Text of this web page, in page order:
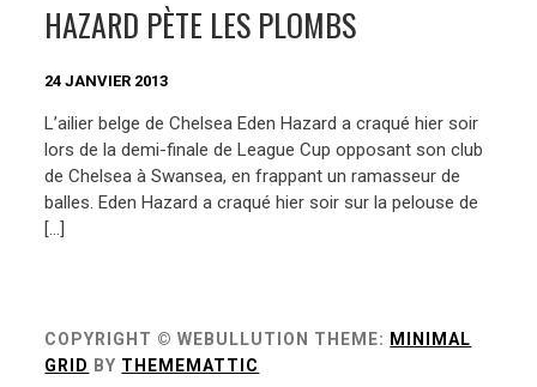
HAZARD PÈTE LES PLOMBS
24 JANVIER 2013
L’ailier belge de Chelsea Eden Hazard a craqué hier soir
lors de la demi-finale de League Cup opposant son club
de Chelsea à Swansea, en frappant un ramasseur de
balles. Eden Hazard a craqué hier soir sur la pelouse de
[…]
COPYRIGHT © WEBULLUTION THEME: MINIMAL
GRID BY THEMEMATTIC